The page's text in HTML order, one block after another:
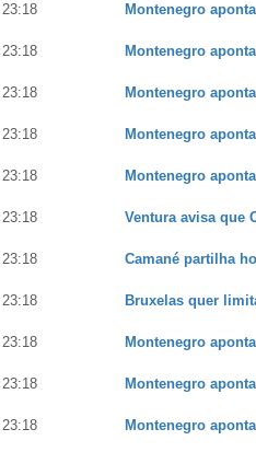
23:18 Montenegro
23:18 Montenegro
23:18 Montenegro
23:18 Montenegro
23:18 Montenegro
23:18 Ventura avisa que
23:18 Camané partilha
23:18 Bruxelas quer
23:18 Montenegro
23:18 Montenegro
23:18 Montenegro